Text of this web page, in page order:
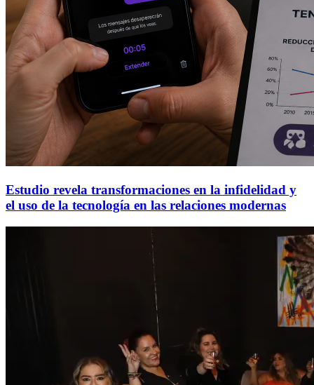
Estudio revela transformaciones en la infidelidad y
el uso de la tecnología en las relaciones modernas